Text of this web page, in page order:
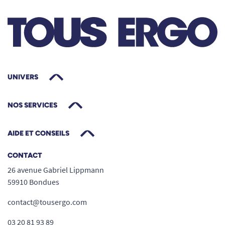
Economique : remplacez seulement la
partie usée, conservez la base actuelle sur
(absorption des chocs)
grâce à la technologie antidérapante
Poids maximal utilisateur : 130 kg
votre embout Flexyfoot
marche équipées d’un embout Flexyfoot
Entretien minimal, changement rapide
UNIVERS
NOS SERVICES
AIDE ET CONSEILS
CONTACT
26 avenue Gabriel Lippmann
59910 Bondues
contact@tousergo.com
03 20 81 93 89